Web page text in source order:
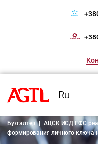
Ru
Бухгалтер |
АЦСК ИСД ГФС
формирования личного ключа